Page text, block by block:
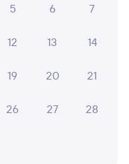
5 6 7
12 13 14
19 20 21
26 27 28